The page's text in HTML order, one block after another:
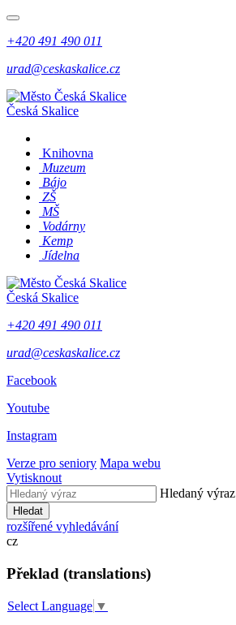
+420 491 490 011
urad@ceskaskalice.cz
Česká Skalice
Knihovna
Muzeum
Bájo
ZŠ
MŠ
Vodárny
Kemp
Jídelna
Česká Skalice
+420 491 490 011
urad@ceskaskalice.cz
Facebook
Youtube
Instagram
Verze pro seniory Mapa webu
Vytisknout
Hledaný výraz
Hledat
rozšířené vyhledávání
cz
Překlad (translations)
Select Language ▼